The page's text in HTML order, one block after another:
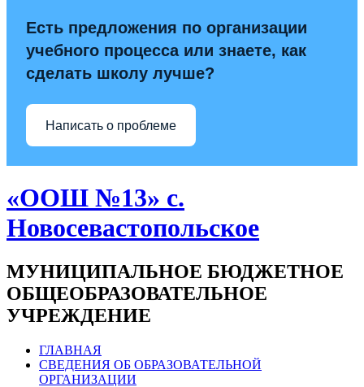
Есть предложения по организации
учебного процесса или знаете, как
сделать школу лучше?
Написать о проблеме
«ООШ №13» с.
Новосевастопольское
МУНИЦИПАЛЬНОЕ БЮДЖЕТНОЕ
ОБЩЕОБРАЗОВАТЕЛЬНОЕ
УЧРЕЖДЕНИЕ
ГЛАВНАЯ
СВЕДЕНИЯ ОБ ОБРАЗОВАТЕЛЬНОЙ
ОРГАНИЗАЦИИ